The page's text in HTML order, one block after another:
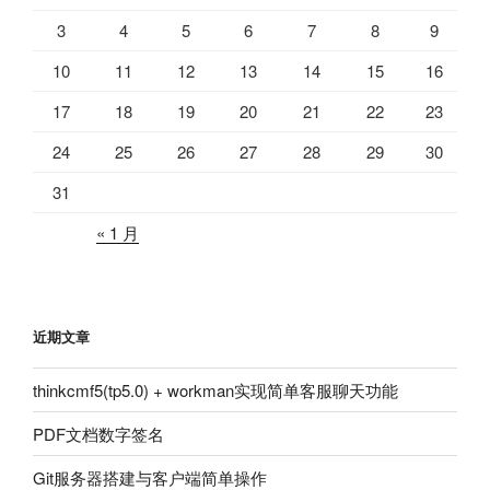
3
4 5 6 7 8
9
10
11 12 13 14 15
16
17
18 19 20 21 22
23
24
25 26 27 28 29
30
31
« 1 月
近期文章
thinkcmf5(tp5.0) + workman实现简单客服聊天功能
PDF文档数字签名
Git服务器搭建与客户端简单操作